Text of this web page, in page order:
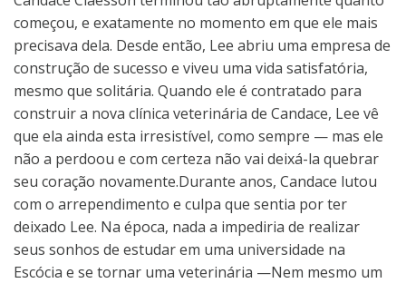
começou, e exatamente no momento em que ele mais
precisava dela. Desde então, Lee abriu uma empresa de
construção de sucesso e viveu uma vida satisfatória,
mesmo que solitária. Quando ele é contratado para
construir a nova clínica veterinária de Candace, Lee vê
que ela ainda esta irresistível, como sempre — mas ele
não a perdoou e com certeza não vai deixá-la quebrar
seu coração novamente.Durante anos, Candace lutou
com o arrependimento e culpa que sentia por ter
deixado Lee. Na época, nada a impediria de realizar
seus sonhos de estudar em uma universidade na
Escócia e se tornar uma veterinária —Nem mesmo um